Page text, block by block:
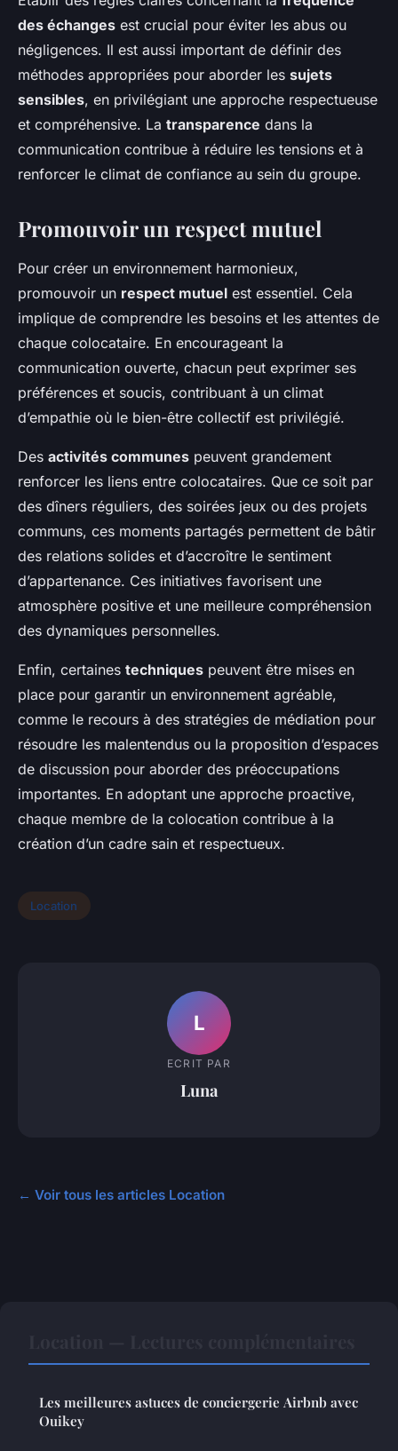
des échanges est crucial pour éviter les abus ou
négligences. Il est aussi important de définir des
méthodes appropriées pour aborder les sujets
sensibles, en privilégiant une approche respectueuse
et compréhensive. La transparence dans la
communication contribue à réduire les tensions et à
renforcer le climat de confiance au sein du groupe.
Promouvoir un respect mutuel
Pour créer un environnement harmonieux,
promouvoir un respect mutuel est essentiel. Cela
implique de comprendre les besoins et les attentes de
chaque colocataire. En encourageant la
communication ouverte, chacun peut exprimer ses
préférences et soucis, contribuant à un climat
d’empathie où le bien-être collectif est privilégié.
Des activités communes peuvent grandement
renforcer les liens entre colocataires. Que ce soit par
des dîners réguliers, des soirées jeux ou des projets
communs, ces moments partagés permettent de bâtir
des relations solides et d’accroître le sentiment
d’appartenance. Ces initiatives favorisent une
atmosphère positive et une meilleure compréhension
des dynamiques personnelles.
Enfin, certaines techniques peuvent être mises en
place pour garantir un environnement agréable,
comme le recours à des stratégies de médiation pour
résoudre les malentendus ou la proposition d’espaces
de discussion pour aborder des préoccupations
importantes. En adoptant une approche proactive,
chaque membre de la colocation contribue à la
création d’un cadre sain et respectueux.
Location
L
ECRIT PAR
Luna
← Voir tous les articles Location
Les meilleures astuces de conciergerie Airbnb avec
Ouikey